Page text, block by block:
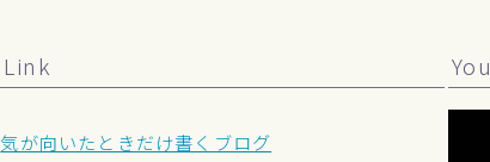
Link
気が向いたときだけ書くブログ